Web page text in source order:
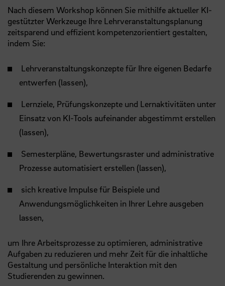
Nach diesem Workshop können Sie mithilfe aktueller KI-
gestützter Werkzeuge Ihre Lehrveranstaltungsplanung
zeitsparend und effizient kompetenzorientiert gestalten,
indem Sie:
Lehrveranstaltungskonzepte für Ihre eigenen Bedarfe
entwerfen (lassen),
Lernziele, Prüfungskonzepte und Lernaktivitäten unter
Einsatz von KI-Tools aufeinander abgestimmt erstellen
(lassen),
Semesterpläne, Bewertungsraster und administrative
Prozesse automatisiert erstellen (lassen),
sich kreative Impulse für Beispiele und
Anwendungsmöglichkeiten in Ihrer Lehre ausgeben
lassen,
um Ihre Arbeitsprozesse zu optimieren, administrative
Aufgaben zu reduzieren und mehr Zeit für die inhaltliche
Gestaltung und persönliche Interaktion mit den
Studierenden zu gewinnen.